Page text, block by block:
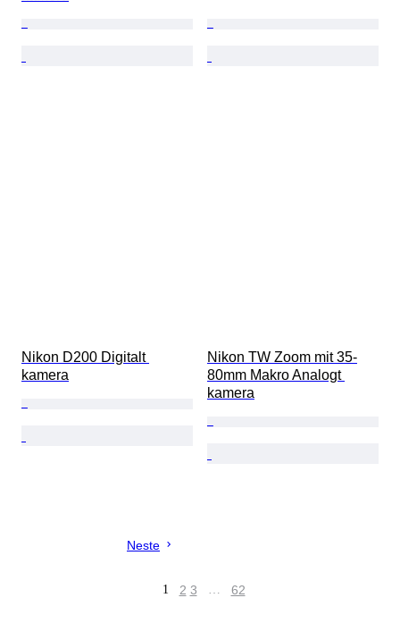
Nikon D200 Digitalt
kamera
Nikon TW Zoom mit 35-
80mm Makro Analogt
kamera
Neste
1 2 3 … 62